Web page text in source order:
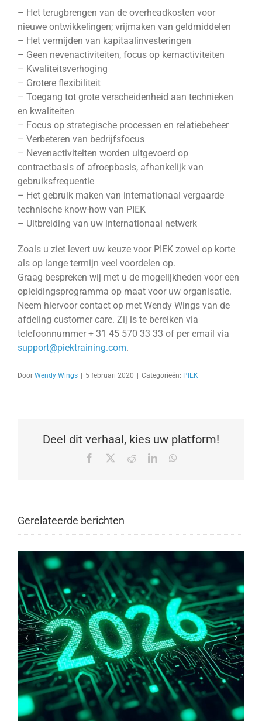
– Het terugbrengen van de overheadkosten voor
nieuwe ontwikkelingen; vrijmaken van geldmiddelen
– Het vermijden van kapitaalinvesteringen
– Geen nevenactiviteiten, focus op kernactiviteiten
– Kwaliteitsverhoging
– Grotere flexibiliteit
– Toegang tot grote verscheidenheid aan technieken
en kwaliteiten
– Focus op strategische processen en relatiebeheer
– Verbeteren van bedrijfsfocus
– Nevenactiviteiten worden uitgevoerd op
contractbasis of afroepbasis, afhankelijk van
gebruiksfrequentie
– Het gebruik maken van internationaal vergaarde
technische know-how van PIEK
– Uitbreiding van uw internationaal netwerk
Zoals u ziet levert uw keuze voor PIEK zowel op korte
als op lange termijn veel voordelen op.
Graag bespreken wij met u de mogelijkheden voor een
opleidingsprogramma op maat voor uw organisatie.
Neem hiervoor contact op met Wendy Wings van de
afdeling customer care. Zij is te bereiken via
telefoonnummer + 31 45 570 33 33 of per email via
support@piektraining.com.
Door Wendy Wings | 5 februari 2020 | Categorieën: PIEK
Deel dit verhaal, kies uw platform!
Facebook RedditLinkedIn
Gerelateerde berichten
PIEK GmbH opent binnenkort nieuwe
trainingslocatie in Soltau, Noord-
Duitsland